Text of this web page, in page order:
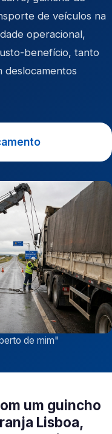
de veículos na
operacional,
benefício, tanto
deslocamentos
de mim"
um guincho
Lisboa,